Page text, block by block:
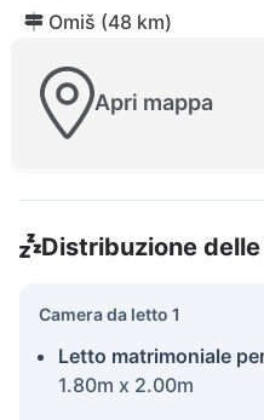
Omiš (48 km)
Apri mappa
Distribuzione
Camera da letto 1
Letto matrimoniale
1.80m x 2.00m